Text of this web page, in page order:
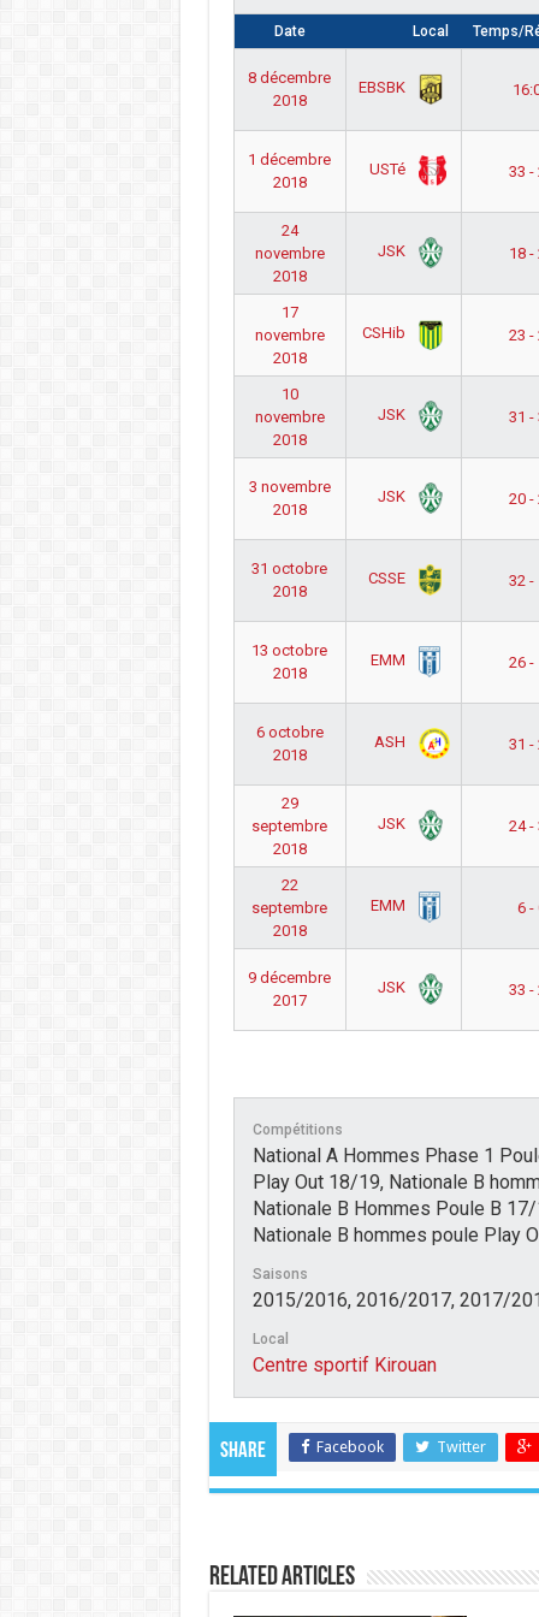
Date Local Temps/
8 décembre
2018
EBSBK
1 décembre
2018
USTé 33 -
24
novembre
2018
JSK 18 -
17
novembre
2018
CSHib 23 -
10
novembre
2018
JSK 31 -
3 novembre
2018
JSK 20 -
31 octobre
2018
CSSE 32 -
13 octobre
2018
EMM 26 -
6 octobre
2018
ASH 31 -
29
septembre
2018
JSK 24 -
22
septembre
2018
EMM 6 -
9 décembre
2017
JSK 33 -
Compétitions
National A Hommes Phase 1
Play Out 18/19, Nationale B
Nationale B Hommes Poule B
Nationale B hommes poule Play
Saisons
2015/2016, 2016/2017, 2017/
Local
Centre sportif Kirouan
Share Facebook Twitter
Related Articles